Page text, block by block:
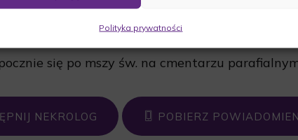
Polityka prywatności
Data pogrzebu:
w kaplicy na cmentarzu parafialnym w
się po mszy św. na cmentarzu
NEKROLOG POBIERZ